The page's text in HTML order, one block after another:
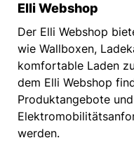
Elli Webshop
Der Elli Webshop
wie Wallboxen,
komfortable Laden
dem Elli Webshop
Produktangebote
werden.